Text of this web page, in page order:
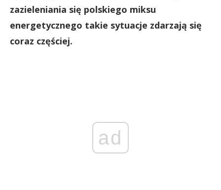
zazieleniania się polskiego miksu
energetycznego takie sytuacje zdarzają się
coraz częściej.
ad